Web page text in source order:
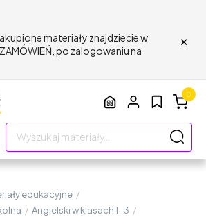
materiały znajdziecie w
po zalogowaniu na
×
0
edukacyjne /
/ Angielski w klasach 1-3 /